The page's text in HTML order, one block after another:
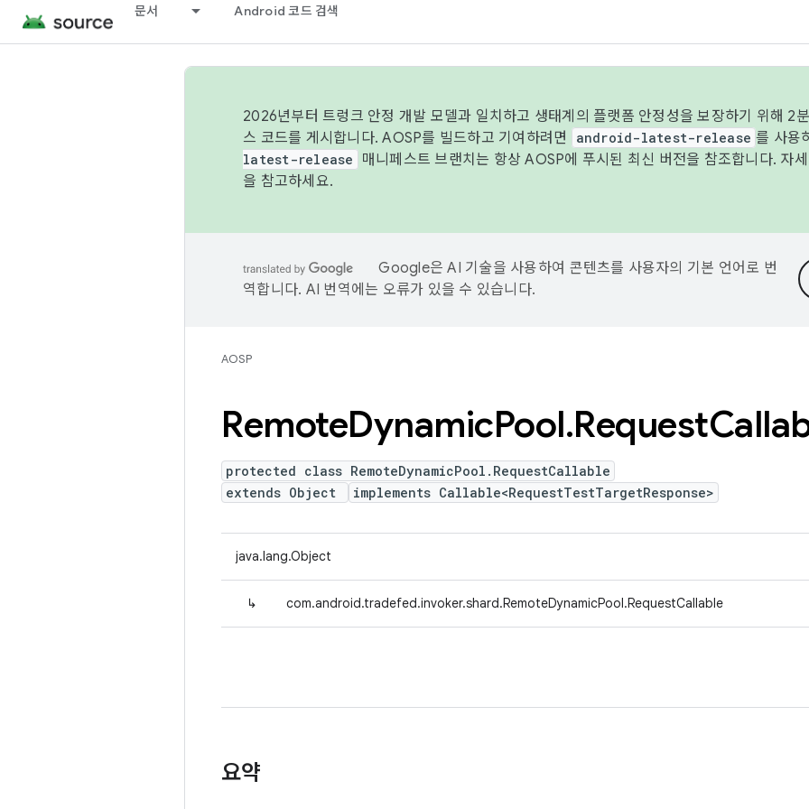
문서 Android 코드 검색
2026년부터 트렁크 안정 개발 모델과 일치하고 생태계의 플랫폼 안정성을 보장하기 위해 2
스 코드를 게시합니다. AOSP를 빌드하고 기여하려면
android-latest-release 를 사용
latest-release
매니페스트 브랜치는 항상 AOSP에 푸시된 최신 버전을 참조합니다. 자
을 참고하세요.
Google은 AI 기술을 사용하여 콘텐츠를 사용자의 기본 언어로 번
역합니다. AI 번역에는 오류가 있을 수 있습니다.
AOSP
RemoteDynamicPool.Request
protected class RemoteDynamicPool.RequestCallable
extends Object
implements Callable<RequestTestTargetResponse>
java.lang.Object
↳ com.android.tradefed.invoker.shard.RemoteDynamicPool.RequestCallable
요약